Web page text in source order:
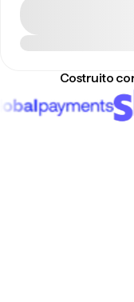
Costruito